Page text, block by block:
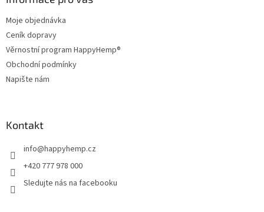
Moje objednávka
Ceník dopravy
Věrnostní program HappyHemp®
Obchodní podmínky
Napište nám
Kontakt
info@happyhemp.cz
+420 777 978 000
Sledujte nás na facebooku